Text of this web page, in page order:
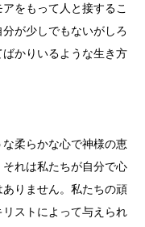
をもって人と接するこ
が少しでもないがしろ
かりいるような生き方
柔らかな心で神様の恵
れは私たちが自分で心
りません。私たちの頑
ストによって与えられ